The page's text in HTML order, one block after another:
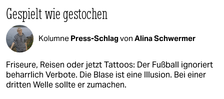
Gespielt wie gestochen
Kolumne Press-Schlagvon Alina Schwermer
Friseure, Reisen oder jetzt Tattoos: Der Fußball ignoriert
beharrlich Verbote. Die Blase ist eine Illusion. Bei einer
dritten Welle sollte er zumachen.